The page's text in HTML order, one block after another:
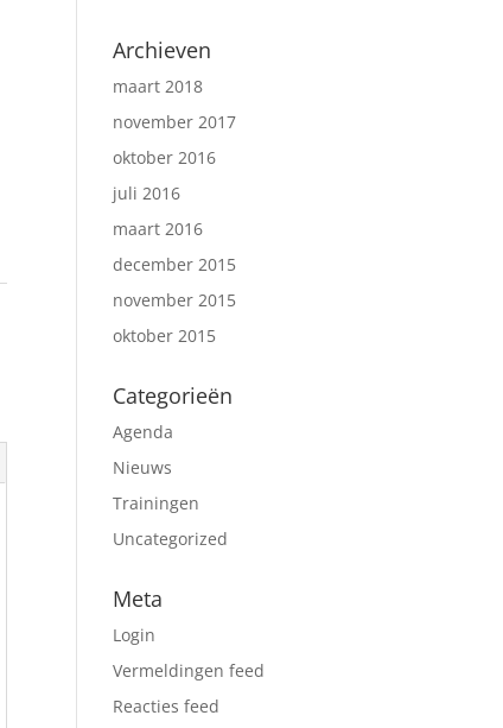
Archieven
maart 2018
november 2017
oktober 2016
juli 2016
maart 2016
december 2015
november 2015
oktober 2015
Categorieën
Agenda
Nieuws
Trainingen
Uncategorized
Meta
Login
Vermeldingen feed
Reacties feed